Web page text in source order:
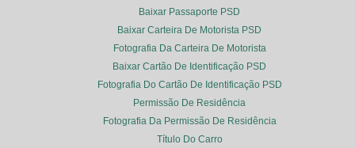
Baixar Passaporte PSD
Baixar Carteira De Motorista PSD
Fotografia Da Carteira De Motorista
Baixar Cartão De Identificação PSD
Fotografia Do Cartão De Identificação PSD
Permissão De Residência
Fotografia Da Permissão De Residência
Título Do Carro